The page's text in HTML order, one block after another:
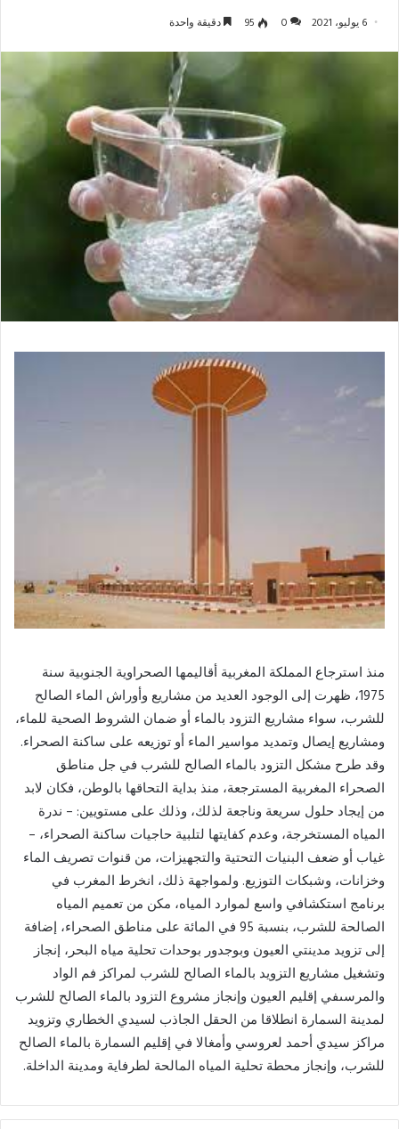
6 يوليو، 2021 0
95 دقيقة واحدة
منذ استرجاع المملكة المغربية أقاليمها الصحراوية الجنوبية سنة
1975، ظهرت إلى الوجود العديد من مشاريع وأوراش الماء الصالح
للشرب، سواء مشاريع التزود بالماء أو ضمان الشروط الصحية للماء،
ومشاريع إيصال وتمديد مواسير الماء أو توزيعه على ساكنة الصحراء.
وقد طرح مشكل التزود بالماء الصالح للشرب في جل مناطق
الصحراء المغربية المسترجعة، منذ بداية التحاقها بالوطن، فكان لابد
من إيجاد حلول سريعة وناجعة لذلك، وذلك على مستويين: – ندرة
المياه المستخرجة، وعدم كفايتها لتلبية حاجيات ساكنة الصحراء، –
غياب أو ضعف البنيات التحتية والتجهيزات، من قنوات تصريف الماء
وخزانات، وشبكات التوزيع. ولمواجهة ذلك، انخرط المغرب في
برنامج استكشافي واسع لموارد المياه، مكن من تعميم المياه
الصالحة للشرب، بنسبة 95 في المائة على مناطق الصحراء، إضافة
إلى تزويد مدينتي العيون وبوجدور بوحدات تحلية مياه البحر، إنجاز
وتشغيل مشاريع التزويد بالماء الصالح للشرب لمراكز فم الواد
والمرسىفي إقليم العيون وإنجاز مشروع التزود بالماء الصالح للشرب
لمدينة السمارة انطلاقا من الحقل الجاذب لسيدي الخطاري وتزويد
مراكز سيدي أحمد لعروسي وأمغالا في إقليم السمارة بالماء الصالح
للشرب، وإنجاز محطة تحلية المياه المالحة لطرفاية ومدينة الداخلة.